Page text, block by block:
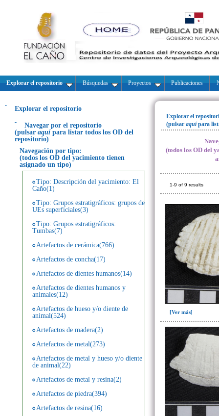
Explorar el repositorio Búsquedas Proyectos Publicaciones
Explorar el repositorio
Navegar por el repositorio
(pulsar aquí para listar todos los OD del
repositorio)
Navegación por tipo:
(todos los OD del yacimiento tienen
asignado un tipo)
Tipo: Descripción del yacimiento: El
Caño(1)
Tipo: Grupos estratigráficos: grupos de
UEs superficiales(3)
Tipo: Grupos estratigráficos:
Tumbas(7)
Artefactos de cerámica(766)
Artefactos de concha(17)
Artefactos de dientes humanos(14)
Artefactos de dientes humanos y
animales(12)
Artefactos de hueso y/o diente de
animal(524)
Artefactos de madera(2)
Artefactos de metal(273)
Artefactos de metal y hueso y/o diente
de animal(22)
Artefactos de metal y resina(2)
Artefactos de piedra(394)
Artefactos de resina(16)
Explorar el
(pulsar aquípara
(todos los OD del
1-9 of 9 results
[Ver más]